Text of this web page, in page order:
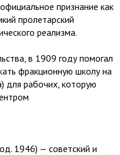
признание как
пролетарский
реализма.
в 1909 году помогал
фракционную школу на
для рабочих, которую
1946) — советский и